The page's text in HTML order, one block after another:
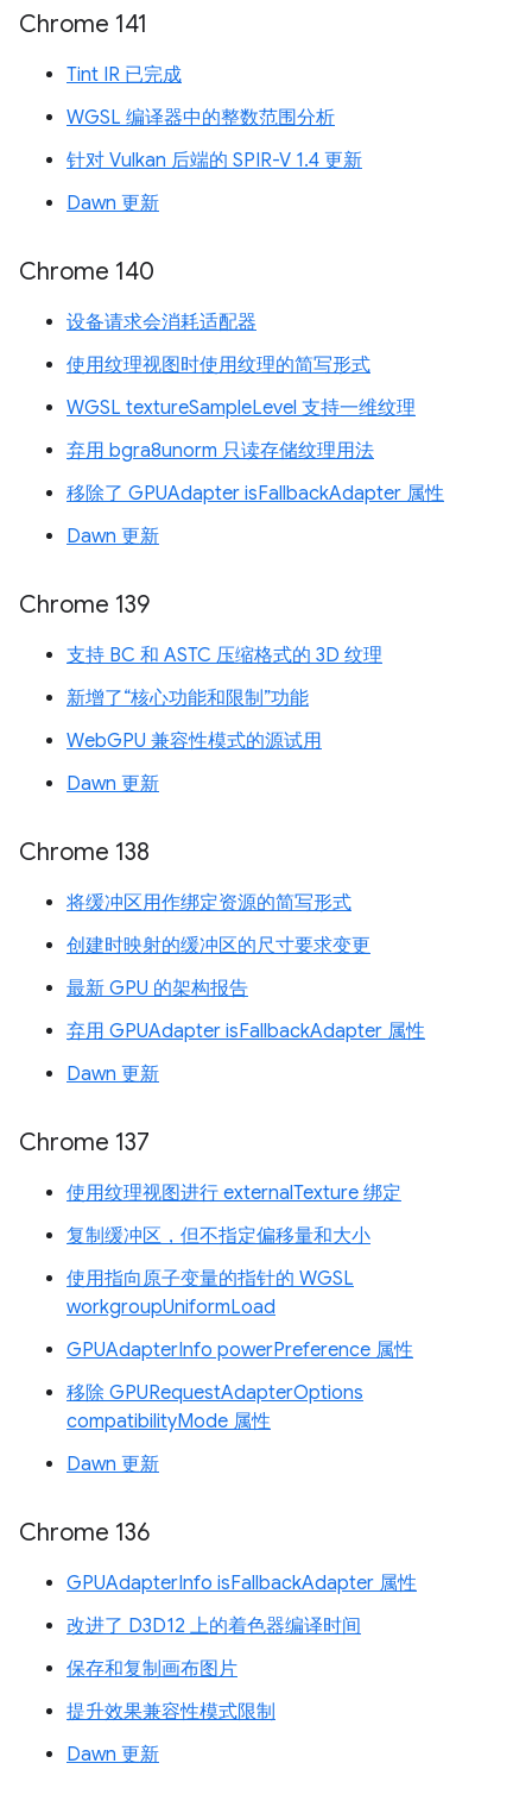
Chrome 141
Tint IR 已完成
WGSL 编译器中的整数范围分析
针对 Vulkan 后端的 SPIR-V 1.4 更新
Dawn 更新
Chrome 140
设备请求会消耗适配器
使用纹理视图时使用纹理的简写形式
WGSL textureSampleLevel 支持一维纹理
弃用 bgra8unorm 只读存储纹理用法
移除了 GPUAdapter isFallbackAdapter 属性
Dawn 更新
Chrome 139
支持 BC 和 ASTC 压缩格式的 3D 纹理
新增了“核心功能和限制”功能
WebGPU 兼容性模式的源试用
Dawn 更新
Chrome 138
将缓冲区用作绑定资源的简写形式
创建时映射的缓冲区的尺寸要求变更
最新 GPU 的架构报告
弃用 GPUAdapter isFallbackAdapter 属性
Dawn 更新
Chrome 137
使用纹理视图进行 externalTexture 绑定
复制缓冲区，但不指定偏移量和大小
使用指向原子变量的指针的 WGSL
workgroupUniformLoad
GPUAdapterInfo powerPreference 属性
移除 GPURequestAdapterOptions
compatibilityMode 属性
Dawn 更新
Chrome 136
GPUAdapterInfo isFallbackAdapter 属性
改进了 D3D12 上的着色器编译时间
保存和复制画布图片
提升效果兼容性模式限制
Dawn 更新